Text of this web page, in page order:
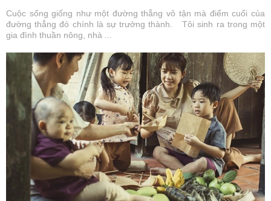
Cuộc sống giống như một đường thẳng vô tận mà điểm cuối của
đường thẳng đó chính là sự trưởng thành. Tôi sinh ra trong một
gia đình thuần nông, nhà ...